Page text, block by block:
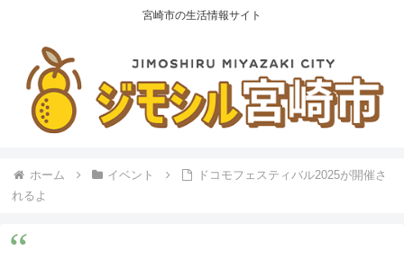
宮崎市の生活情報サイト
ホーム イベント
ドコモフェスティバル2025が開催さ
れるよ